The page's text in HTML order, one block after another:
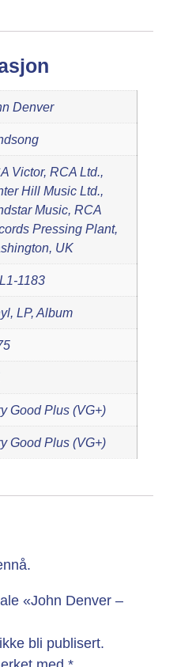
Denver
Victor, RCA Ltd.,
Hill Music Ltd.,
Music, RCA
Pressing Plant,
UK
1183
LP, Album
Good Plus (VG+)
Good Plus (VG+)
«John Denver –
bli publisert.